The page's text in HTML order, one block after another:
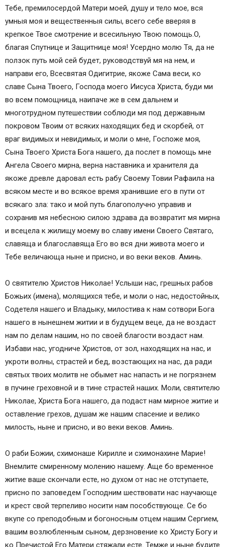
Тебе, премилосердой Матери моей, душу и тело мое, вся
умныя моя и вещественныя силы, всего себе вверяя в
крепкое Твое смотрение и всесильную Твою помощь.О,
благая Спутнице и Защитнице моя! Усердно молю Тя, да не
ползок путь мой сей будет, руководствуй мя на нем, и
направи его, Всесвятая Одигитрие, якоже Сама веси, ко
славе Сына Твоего, Господа моего Иисуса Христа, буди ми
во всем помощница, наипаче же в сем дальнем и
многотрудном путешествии соблюди мя под державным
покровом Твоим от всяких находящих бед и скорбей, от
враг видимых и невидимых, и моли о мне, Госпоже моя,
Сына Твоего Христа Бога нашего, да послет в помощь мне
Ангела Своего мирна, верна наставника и хранителя да
якоже древле даровал есть рабу Своему Товии Рафаила на
всяком месте и во всякое время хранившие его в пути от
всякаго зла: тако и мой путь благополучно управив и
сохранив мя небесною силою здрава да возвратит мя мирна
и всецела к жилищу моему во славу имени Своего Святаго,
славяща и благославяща Его во вся дни живота моего и
Тебе величающа ныне и присно, и во веки веков. Аминь.
О святителю Христов Николае! Услыши нас, грешных рабов
Божьих (имена), молящихся тебе, и моли о нас, недостойных,
Содетеля нашего и Владыку, милостива к нам сотвори Бога
нашего в нынешнем житии и в будущем веце, да не воздаст
нам по делам нашим, но по своей благости воздаст нам.
Избави нас, угодниче Христов, от зол, находящих на нас, и
укроти волны, страстей и бед, возстающих на нас, да ради
святых твоих молитв не обымет нас напасть и не погрязнем
в пучине греховной и в тине страстей наших. Моли, святителю
Николае, Христа Бога нашего, да подаст нам мирное житие и
оставление грехов, душам же нашим спасение и велико
милость, ныне и присно, и во веки веков. Аминь.
О раби Божии, схимонаше Кирилле и схимонахине Марие!
Внемлите смиренному молению нашему. Аще бо временное
житие ваше скончали есте, но духом от нас не отступаете,
присно по заповедем Господним шествовати нас научающе
и крест свой терпеливо носити нам пособствующе. Се бо
вкупе со преподобным и богоносным отцем нашим Сергием,
вашим возлюбленным сыном, дерзновение ко Христу Богу и
ко Пречистой Его Матери стяжали есте. Темже и ныне будите